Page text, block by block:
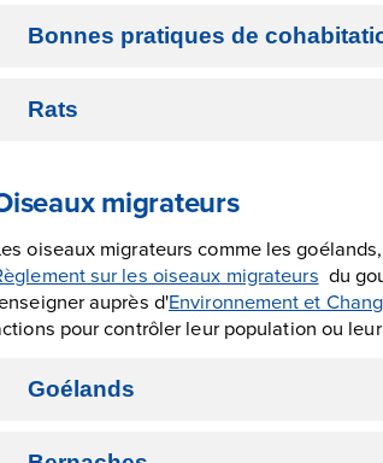
Bonnes pratiques de
Rats
migrateurs
oiseaux migrateurs comme les
sur les oiseaux migrateurs du
auprès d'Environnement et
pour contrôler leur population ou
Goélands